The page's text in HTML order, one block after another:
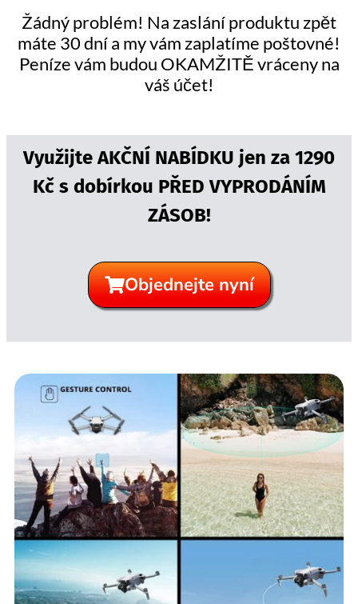
Žádný problém! Na zaslání produktu zpět
máte 30 dní a my vám zaplatíme poštovné!
Peníze vám budou OKAMŽITĚ vráceny na
váš účet!
Využijte AKČNÍ NABÍDKU jen za 1290
Kč s dobírkou PŘED VYPRODÁNÍM
ZÁSOB!
Objednejte nyní